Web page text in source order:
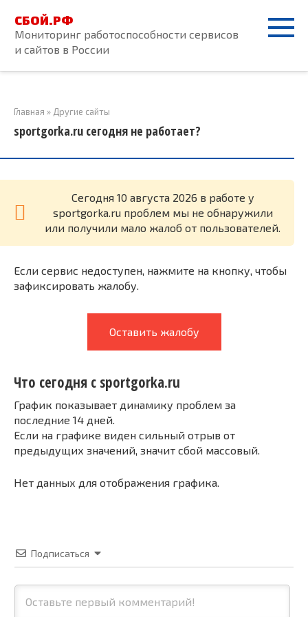
контенту
СБОЙ.РФ
Мониторинг работоспособности сервисов
и сайтов в России
Главная » Другие сайты
sportgorka.ru сегодня не работает?
Cегодня 10 августа 2026 в работе у
sportgorka.ru проблем мы не обнаружили
или получили мало жалоб от пользователей.
Если сервис недоступен, нажмите на кнопку, чтобы
зафиксировать жалобу.
Оставить жалобу
Что сегодня с sportgorka.ru
График показывает динамику проблем за
последние 14 дней.
Если на графике виден сильный отрыв от
предыдущих значений, значит сбой массовый.
Нет данных для отображения графика.
Подписаться